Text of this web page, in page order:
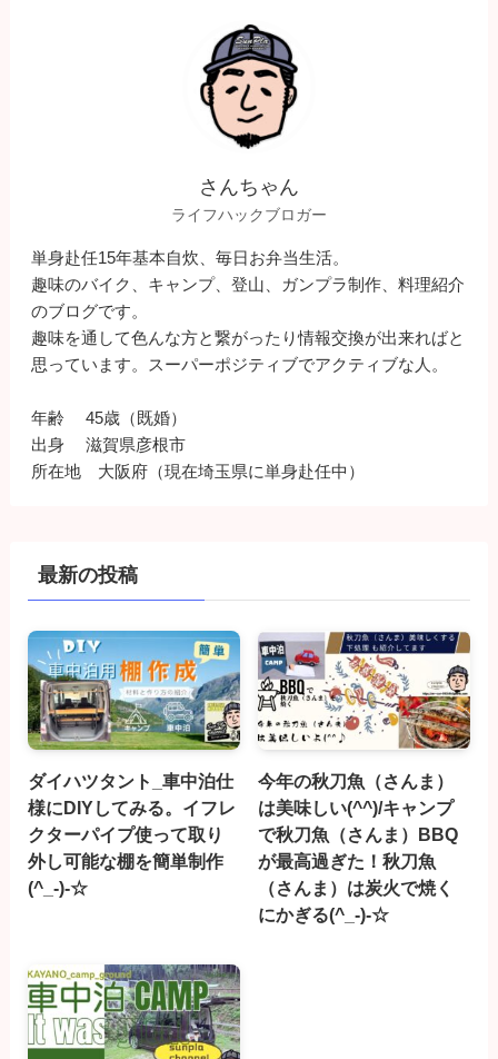
さんちゃん
ライフハックブロガー
単身赴任15年基本自炊、毎日お弁当生活。
趣味のバイク、キャンプ、登山、ガンプラ制作、料理紹介
のブログです。
趣味を通して色んな方と繋がったり情報交換が出来ればと
思っています。スーパーポジティブでアクティブな人。
年齢 45歳（既婚）
出身 滋賀県彦根市
所在地 大阪府（現在埼玉県に単身赴任中）
最新の投稿
ダイハツタント_車中泊仕
様にDIYしてみる。イフレ
クターパイプ使って取り
外し可能な棚を簡単制作
(^_-)-☆
今年の秋刀魚（さんま）
は美味しい(^^)/キャンプ
で秋刀魚（さんま）BBQ
が最高過ぎた！秋刀魚
（さんま）は炭火で焼く
にかぎる(^_-)-☆